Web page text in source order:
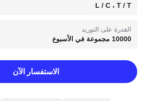
L / C ، T / T
القدرة على التوريد
10000 مجموعة في الأسبوع
الاستفسار الآن